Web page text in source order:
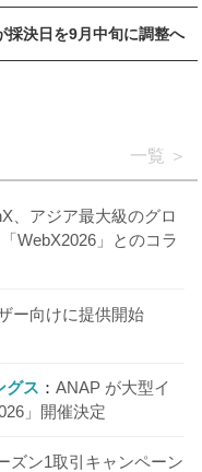
採決日を9月中旬に調整へ
一覧
、アジア最大級のグロ
WebX2026」とのコラ
ー向けに提供開始
グス
ANAP が大型イ
」開催決定
ズン1取引キャンペーン